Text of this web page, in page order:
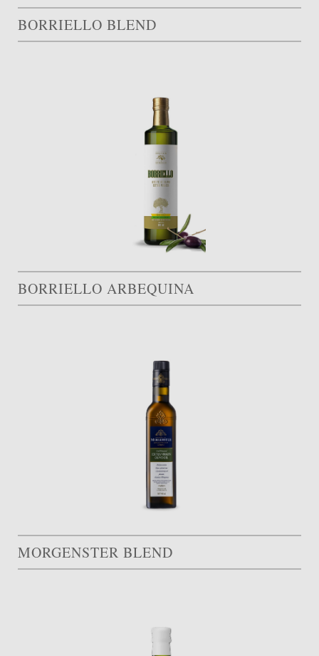
BORRIELLO BLEND
BORRIELLO ARBEQUINA
MORGENSTER BLEND